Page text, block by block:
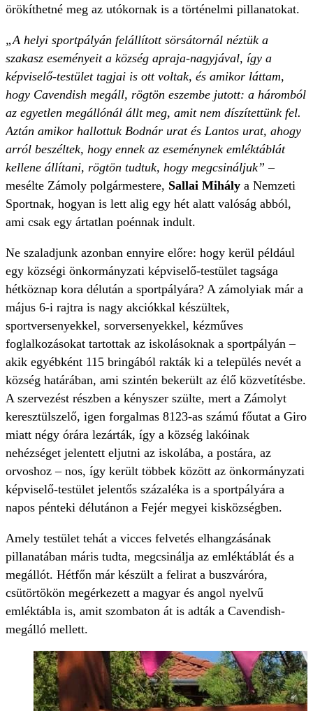
örökíthetné meg az utókornak is a történelmi pillanatokat.
„A helyi sportpályán felállított sörsátornál néztük a
szakasz eseményeit a község apraja-nagyjával, így a
képviselő-testület tagjai is ott voltak, és amikor láttam,
hogy Cavendish megáll, rögtön eszembe jutott: a háromból
az egyetlen megállónál állt meg, amit nem díszítettünk fel.
Aztán amikor hallottuk Bodnár urat és Lantos urat, ahogy
arról beszéltek, hogy ennek az eseménynek emléktáblát
kellene állítani, rögtön tudtuk, hogy megcsináljuk” –
mesélte Zámoly polgármestere, Sallai Mihály a Nemzeti
Sportnak, hogyan is lett alig egy hét alatt valóság abból,
ami csak egy ártatlan poénnak indult.
Ne szaladjunk azonban ennyire előre: hogy kerül például
egy községi önkormányzati képviselő-testület tagsága
hétköznap kora délután a sportpályára? A zámolyiak már a
május 6-i rajtra is nagy akciókkal készültek,
sportversenyekkel, sorversenyekkel, kézműves
foglalkozásokat tartottak az iskolásoknak a sportpályán –
akik egyébként 115 bringából rakták ki a település nevét a
község határában, ami szintén bekerült az élő közvetítésbe.
A szervezést részben a kényszer szülte, mert a Zámolyt
keresztülszelő, igen forgalmas 8123-as számú főutat a Giro
miatt négy órára lezárták, így a község lakóinak
nehézséget jelentett eljutni az iskolába, a postára, az
orvoshoz – nos, így került többek között az önkormányzati
képviselő-testület jelentős százaléka is a sportpályára a
napos pénteki délutánon a Fejér megyei kisközségben.
Amely testület tehát a vicces felvetés elhangzásának
pillanatában máris tudta, megcsinálja az emléktáblát és a
megállót. Hétfőn már készült a felirat a buszváróra,
csütörtökön megérkezett a magyar és angol nyelvű
emléktábla is, amit szombaton át is adták a Cavendish-
megálló mellett.